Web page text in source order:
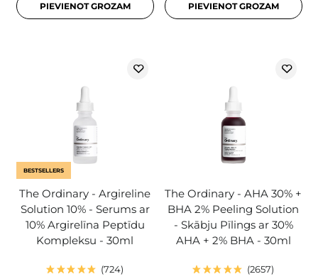
PIEVIENOT GROZAM PIEVIENOT GROZAM
BESTSELLERS
The Ordinary - Argireline
Solution 10% - Serums ar
10% Argirelīna Peptīdu
Kompleksu - 30ml
724
The Ordinary - AHA 30% +
BHA 2% Peeling Solution
- Skābju Pīlings ar 30%
AHA + 2% BHA - 30ml
2657